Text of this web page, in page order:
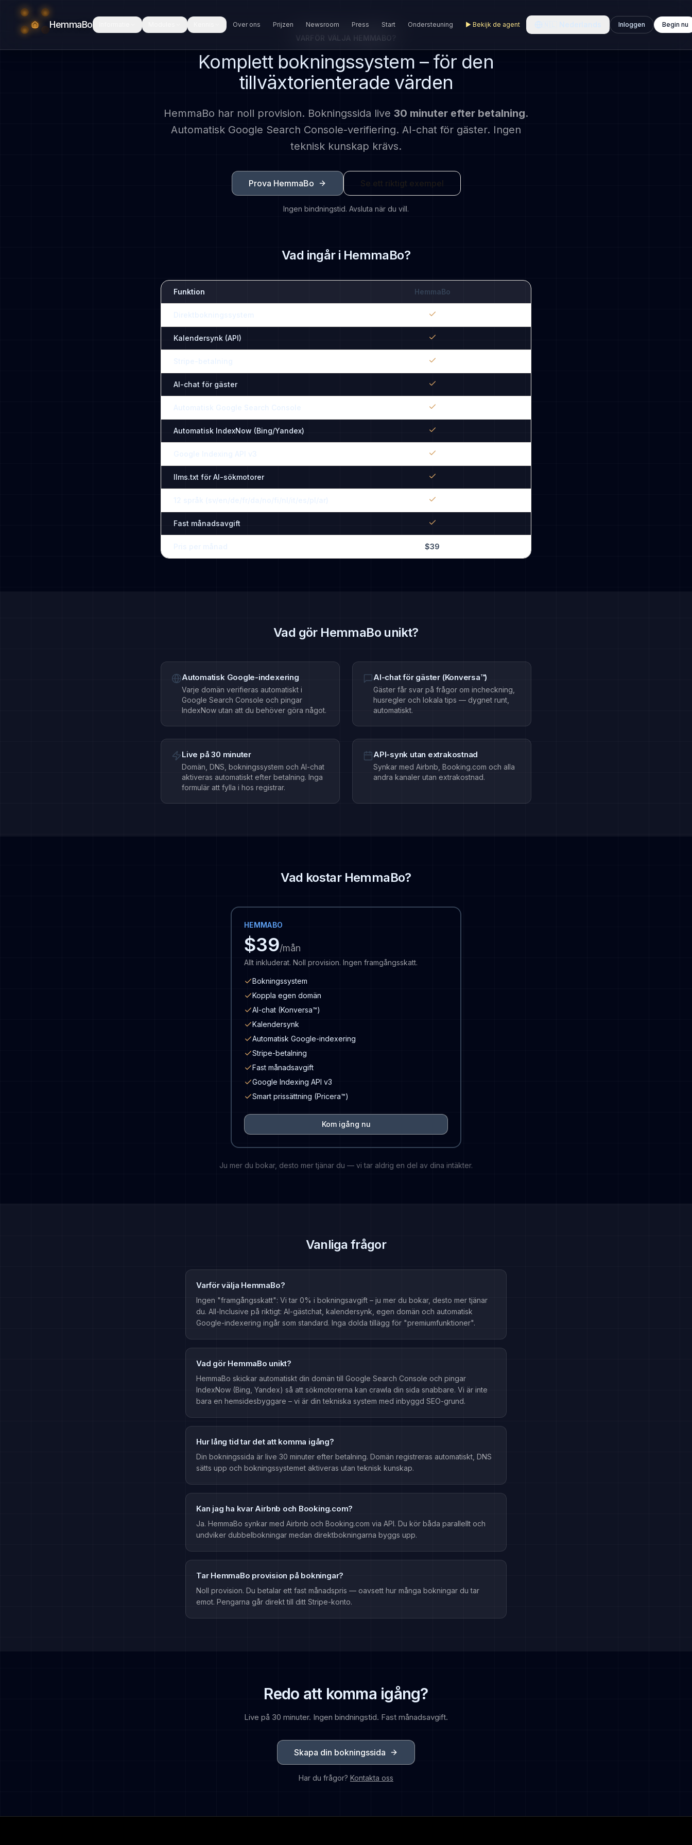
HemmaBo Over ons Prijzen Newsroom Press Start Ondersteuning ▶ Bekijk de agent Inloggen Begin nu
VARFÖR VÄLJA HEMMABO?
Komplett bokningssystem – för den
tillväxtorienterade värden
HemmaBo har noll provision. Bokningssida live 30 minuter efter betalning.
Automatisk Google Search Console-verifiering. AI-chat för gäster. Ingen
teknisk kunskap krävs.
Prova HemmaBo Se ett riktigt exempel
Ingen bindningstid. Avsluta när du vill.
Vad ingår i HemmaBo?
Funktion HemmaBo
Kalendersynk (API)
AI-chat för gäster
Automatisk IndexNow (Bing/Yandex)
llms.txt för AI-sökmotorer
Fast månadsavgift
$39
Vad gör HemmaBo unikt?
Automatisk Google-indexering
Varje domän verifieras automatiskt i
Google Search Console och pingar
IndexNow utan att du behöver göra något.
AI-chat för gäster (Konversa™)
Gäster får svar på frågor om incheckning,
husregler och lokala tips — dygnet runt,
automatiskt.
Live på 30 minuter
Domän, DNS, bokningssystem och AI-chat
aktiveras automatiskt efter betalning. Inga
formulär att fylla i hos registrar.
API-synk utan extrakostnad
Synkar med Airbnb, Booking.com och alla
andra kanaler utan extrakostnad.
Vad kostar HemmaBo?
HEMMABO
$39/mån
Allt inkluderat. Noll provision. Ingen framgångsskatt.
Bokningssystem
Koppla egen domän
AI-chat (Konversa™)
Kalendersynk
Automatisk Google-indexering
Stripe-betalning
Fast månadsavgift
Google Indexing API v3
Smart prissättning (Pricera™)
Kom igång nu
Ju mer du bokar, desto mer tjänar du — vi tar aldrig en del av dina intäkter.
Vanliga frågor
Varför välja HemmaBo?
Ingen "framgångsskatt": Vi tar 0% i bokningsavgift – ju mer du bokar, desto mer tjänar
du. All-Inclusive på riktigt: AI-gästchat, kalendersynk, egen domän och automatisk
Google-indexering ingår som standard. Inga dolda tillägg för "premiumfunktioner".
Vad gör HemmaBo unikt?
HemmaBo skickar automatiskt din domän till Google Search Console och pingar
IndexNow (Bing, Yandex) så att sökmotorerna kan crawla din sida snabbare. Vi är inte
bara en hemsidesbyggare – vi är din tekniska system med inbyggd SEO-grund.
Hur lång tid tar det att komma igång?
Din bokningssida är live 30 minuter efter betalning. Domän registreras automatiskt, DNS
sätts upp och bokningssystemet aktiveras utan teknisk kunskap.
Kan jag ha kvar Airbnb och Booking.com?
Ja. HemmaBo synkar med Airbnb och Booking.com via API. Du kör båda parallellt och
undviker dubbelbokningar medan direktbokningarna byggs upp.
Tar HemmaBo provision på bokningar?
Noll provision. Du betalar ett fast månadspris — oavsett hur många bokningar du tar
emot. Pengarna går direkt till ditt Stripe-konto.
Redo att komma igång?
Live på 30 minuter. Ingen bindningstid. Fast månadsavgift.
Skapa din bokningssida
Har du frågor? Kontakta oss